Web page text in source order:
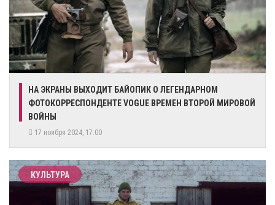
НА ЭКРАНЫ ВЫХОДИТ БАЙОПИК О ЛЕГЕНДАРНОМ
ФОТОКОРРЕСПОНДЕНТЕ VOGUE ВРЕМЕН ВТОРОЙ МИРОВОЙ
ВОЙНЫ
17 ноября 2024, 17:00
КУЛЬТУРА